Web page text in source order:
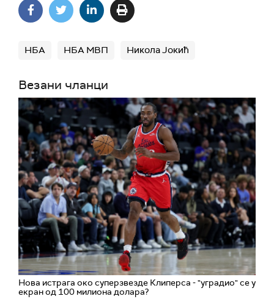
НБА НБА МВП Никола Јокић
Везани чланци
Нова истрага око суперзвезде Клиперса - "уградио" се у
екран од 100 милиона долара?